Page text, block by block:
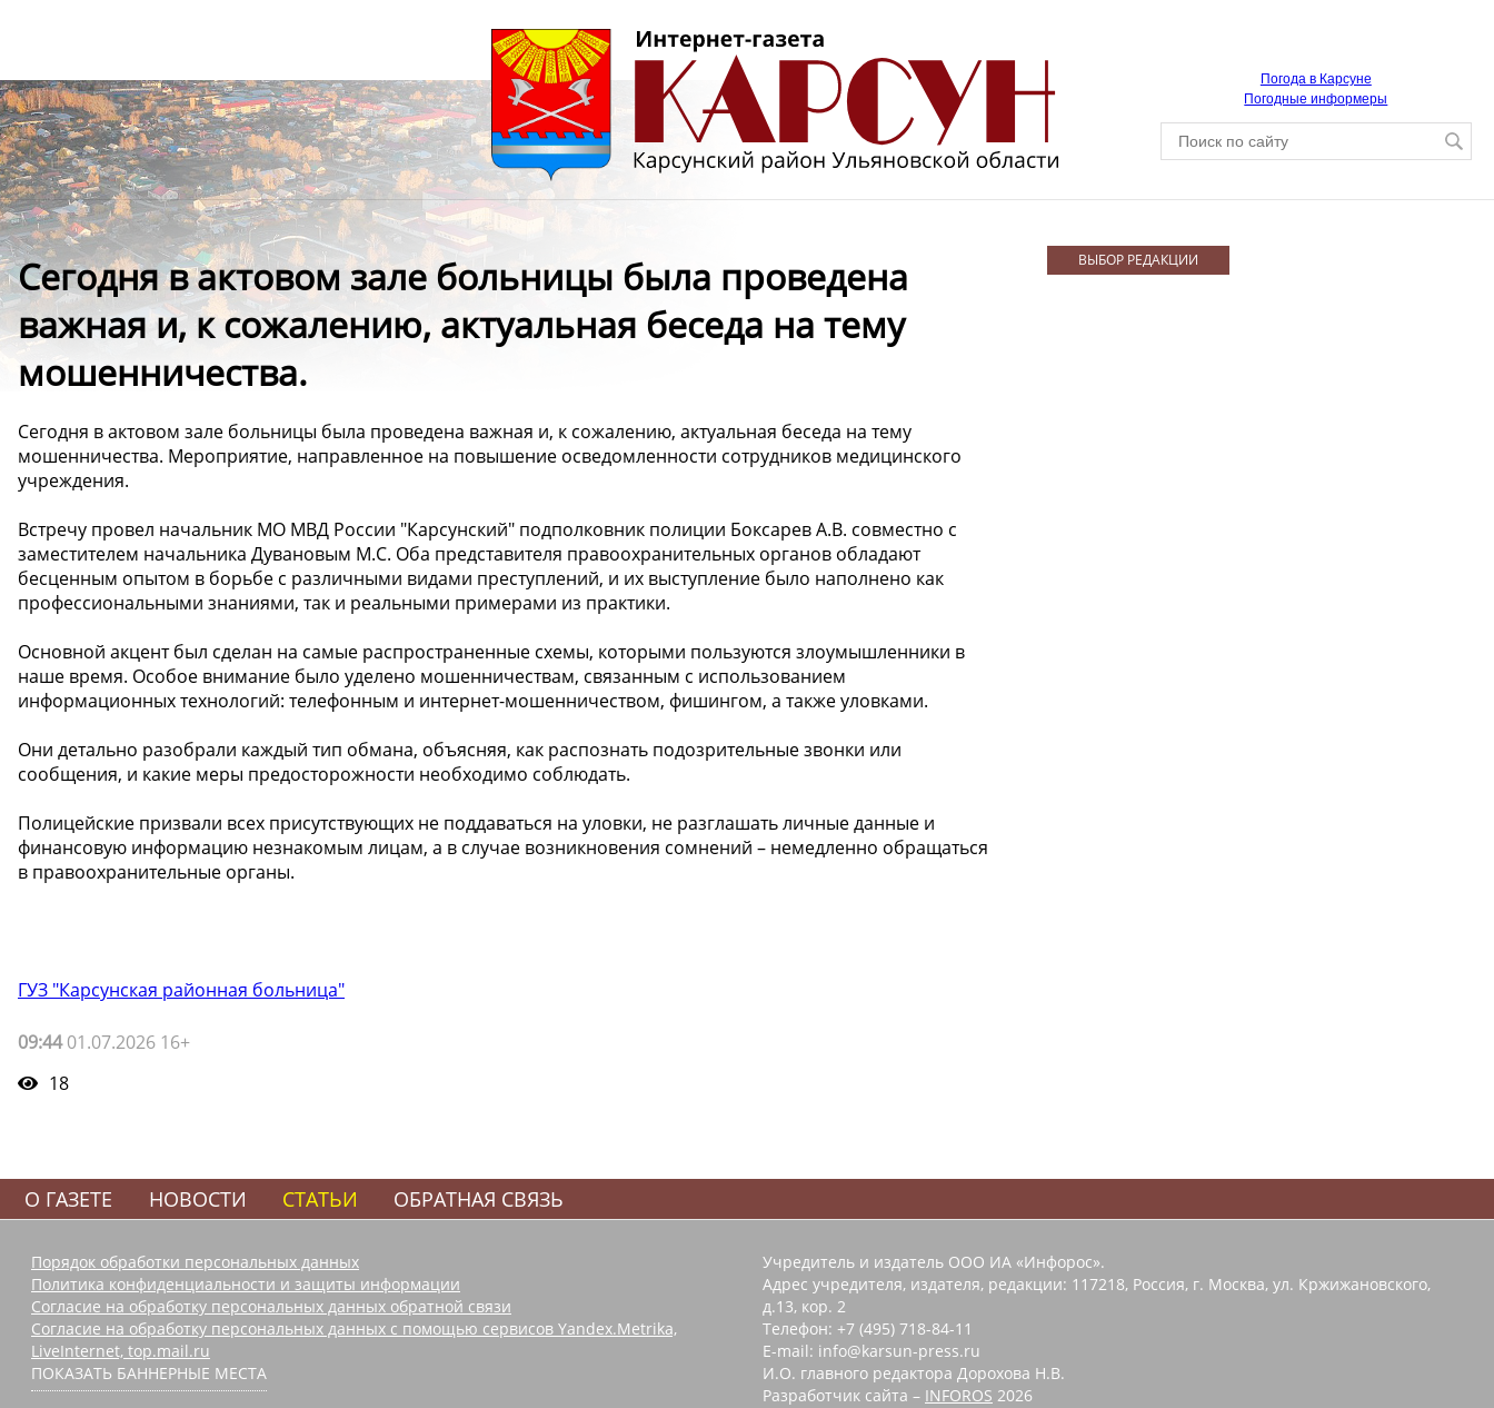
Погода в Карсуне
Погодные информеры
Сегодня в актовом зале больницы была проведена
важная и, к сожалению, актуальная беседа на тему
мошенничества.
Сегодня в актовом зале больницы была проведена важная и, к сожалению, актуальная беседа на тему
мошенничества. Мероприятие, направленное на повышение осведомленности сотрудников медицинского
учреждения.
Встречу провел начальник МО МВД России "Карсунский" подполковник полиции Боксарев А.В. совместно с
заместителем начальника Дувановым М.С. Оба представителя правоохранительных органов обладают
бесценным опытом в борьбе с различными видами преступлений, и их выступление было наполнено как
профессиональными знаниями, так и реальными примерами из практики.
Основной акцент был сделан на самые распространенные схемы, которыми пользуются злоумышленники в
наше время. Особое внимание было уделено мошенничествам, связанным с использованием
информационных технологий: телефонным и интернет-мошенничеством, фишингом, а также уловками.
Они детально разобрали каждый тип обмана, объясняя, как распознать подозрительные звонки или
сообщения, и какие меры предосторожности необходимо соблюдать.
Полицейские призвали всех присутствующих не поддаваться на уловки, не разглашать личные данные и
финансовую информацию незнакомым лицам, а в случае возникновения сомнений – немедленно обращаться
в правоохранительные органы.
ГУЗ "Карсунская районная больница"
09:4401.07.2026 16+
18
ВЫБОР РЕДАКЦИИ
О ГАЗЕТЕ НОВОСТИ СТАТЬИ ОБРАТНАЯ СВЯЗЬ
Порядок обработки персональных данных
Политика конфиденциальности и защиты информации
Согласие на обработку персональных данных обратной связи
Согласие на обработку персональных данных с помощью сервисов Yandex.Metrika,
LiveInternet, top.mail.ru
ПОКАЗАТЬ БАННЕРНЫЕ МЕСТА
Учредитель и издатель ООО ИА «Инфорос».
Адрес учредителя, издателя, редакции: 117218, Россия, г. Москва, ул. Кржижановского,
д.13, кор. 2
Телефон: +7 (495) 718-84-11
E-mail: info@karsun-press.ru
И.О. главного редактора Дорохова Н.В.
Разработчик сайта – INFOROS 2026